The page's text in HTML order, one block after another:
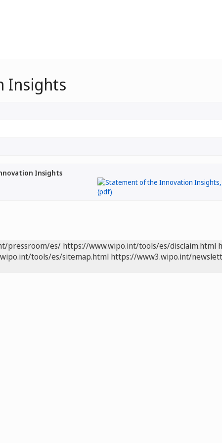
Insights
Insights
pressroom/es/ https://www.wipo.int/tools/es/disclaim.html
tools/es/sitemap.html https://www3.wipo.int/